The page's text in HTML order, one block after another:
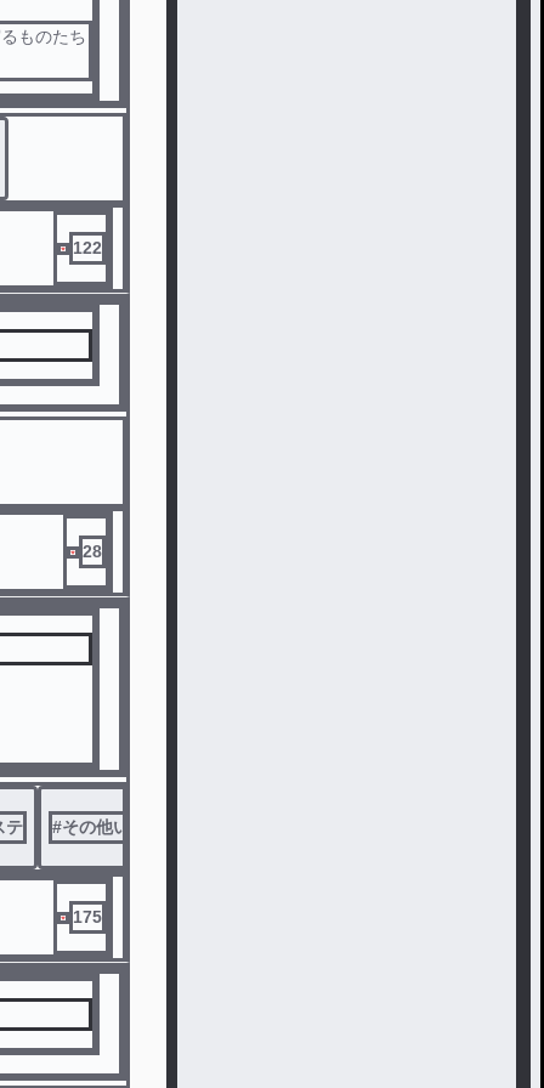
ものたち
122
28
テ #その他いろいろ(適当でスンマセン)
175